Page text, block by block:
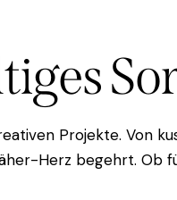
Projekte. Von
Herz begehrt. Ob